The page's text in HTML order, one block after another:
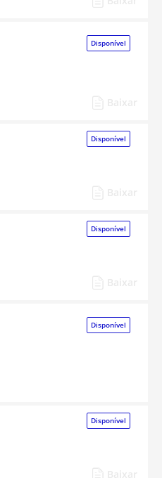
Disponível
Disponível
Disponível
Disponível
Disponível